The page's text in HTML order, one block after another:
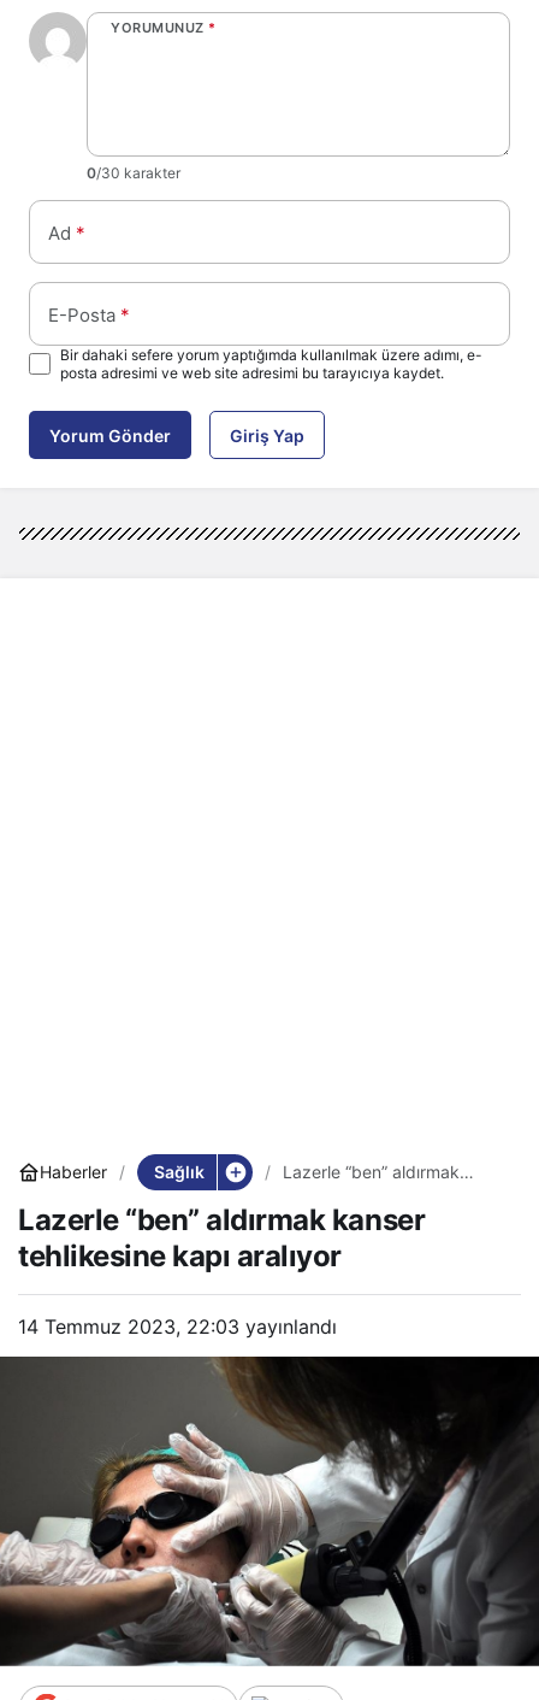
YORUMUNUZ *
0/30 karakter
Ad *
E-Posta *
Bir dahaki sefere yorum yaptığımda kullanılmak üzere adımı, e-
posta adresimi ve web site adresimi bu tarayıcıya kaydet.
Yorum Gönder Giriş Yap
Haberler Sağlık
Lazerle “ben” aldırmak
aralıyor
Lazerle “ben” aldırmak kanser
tehlikesine kapı aralıyor
14 Temmuz 2023, 22:03 yayınlandı